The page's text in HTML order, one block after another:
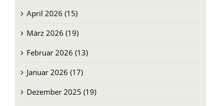
April 2026 (15)
März 2026 (19)
Februar 2026 (13)
Januar 2026 (17)
Dezember 2025 (19)